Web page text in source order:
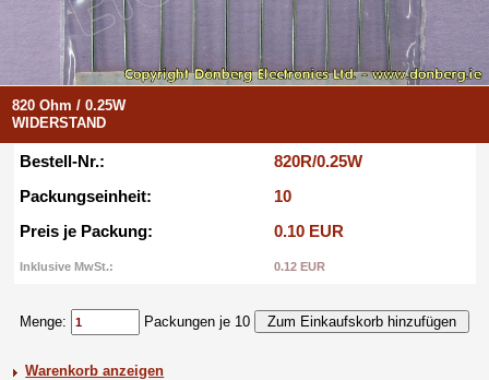
820 Ohm / 0.25W
WIDERSTAND
Bestell-Nr.:
820R/0.25W
Packungseinheit:
10
Preis je Packung:
0.10 EUR
Inklusive MwSt.: 0.12 EUR
Menge: Packungen je 10
Warenkorb anzeigen